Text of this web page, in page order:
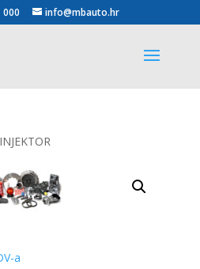
000 info@mbauto.hr
a